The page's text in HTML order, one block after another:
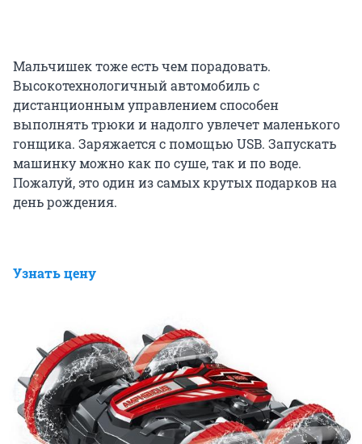
Мальчишек тоже есть чем порадовать.
Высокотехнологичный автомобиль с
дистанционным управлением способен
выполнять трюки и надолго увлечет маленького
гонщика. Заряжается с помощью USB. Запускать
машинку можно как по суше, так и по воде.
Пожалуй, это один из самых крутых подарков на
день рождения.
Узнать цену